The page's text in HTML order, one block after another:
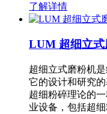
了解详情
LUM 超细立式
超细立式磨粉机
它的设计和研究
超细粉碎理论的
业设备，包括超